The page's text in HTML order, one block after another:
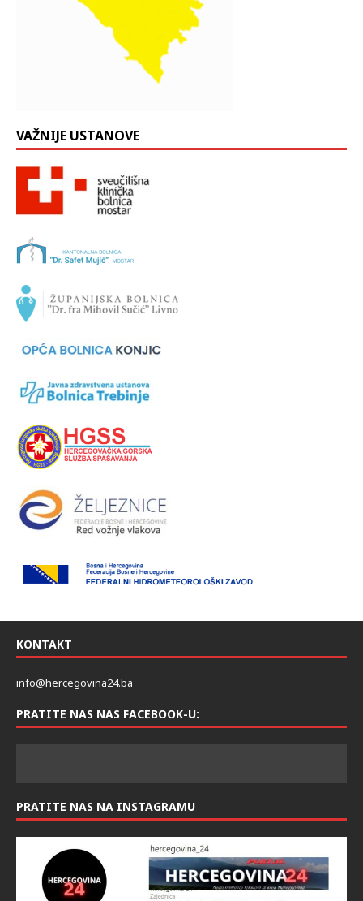
VAŽNIJE USTANOVE
KONTAKT
info@hercegovina24.ba
PRATITE NAS NAS FACEBOOK-U:
PRATITE NAS NA INSTAGRAMU